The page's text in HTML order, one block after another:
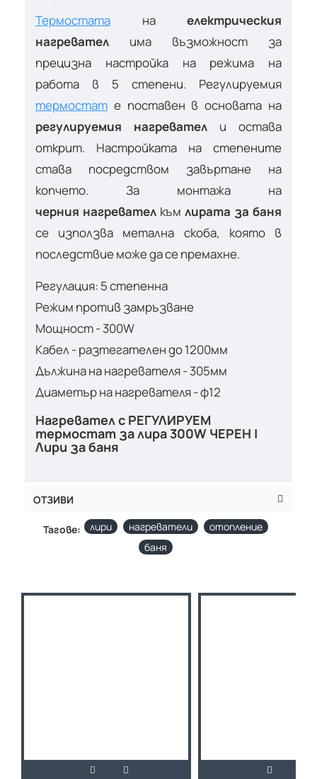
Термостата на електрическия
нагревател има възможност за
прецизна настройка на режима на
работа в 5 степени. Регулируемия
термостат е поставен в основата на
регулируемия нагревател и остава
открит. Настройката на степените
става посредством завъртане на
копчето. За монтажа на
черния нагревател към лирата за баня
се използва метална скоба, която в
последствие може да се премахне.
Регулация: 5 степенна
Режим против замръзване
Мощност - 300W
Кабел - разтегателен до 1200мм
Дължина на нагревателя - 305мм
Диаметър на нагревателя - ф12
Нагревател с РЕГУЛИРУЕМ
термостат за лира 300W ЧЕРЕН |
Лири за баня
ОТЗИВИ
Тагове: лири нагреватели
отопление
баня